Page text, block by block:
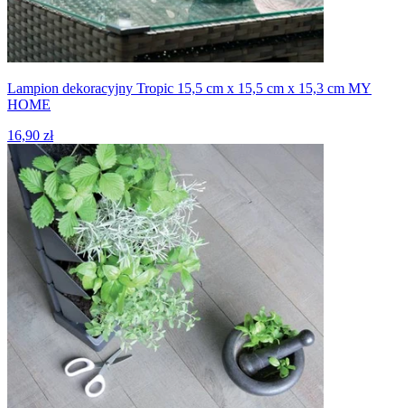
Lampion dekoracyjny Tropic 15,5 cm x 15,5 cm x 15,3 cm MY
HOME
16,90 zł